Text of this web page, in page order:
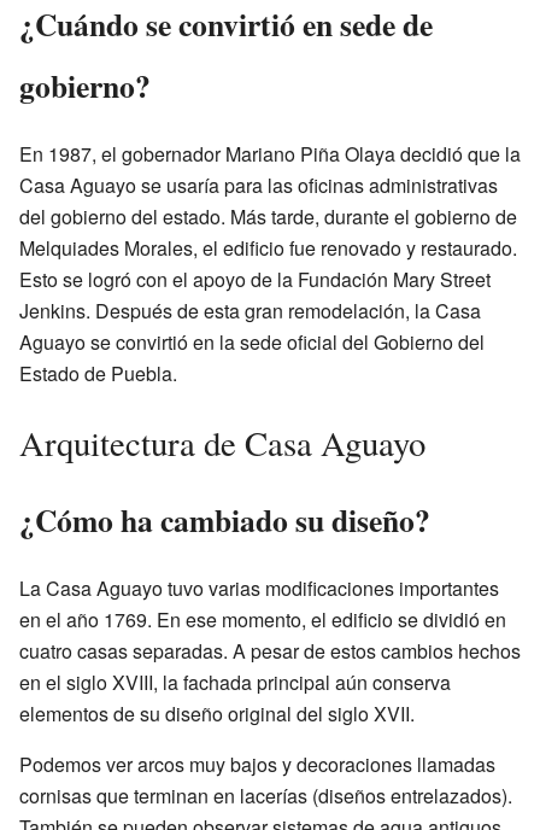
¿Cuándo se convirtió en sede de
gobierno?
En 1987, el gobernador Mariano Piña Olaya decidió que la
Casa Aguayo se usaría para las oficinas administrativas
del gobierno del estado. Más tarde, durante el gobierno de
Melquiades Morales, el edificio fue renovado y restaurado.
Esto se logró con el apoyo de la Fundación Mary Street
Jenkins. Después de esta gran remodelación, la Casa
Aguayo se convirtió en la sede oficial del Gobierno del
Estado de Puebla.
Arquitectura de Casa Aguayo
¿Cómo ha cambiado su diseño?
La Casa Aguayo tuvo varias modificaciones importantes
en el año 1769. En ese momento, el edificio se dividió en
cuatro casas separadas. A pesar de estos cambios hechos
en el siglo XVIII, la fachada principal aún conserva
elementos de su diseño original del siglo XVII.
Podemos ver arcos muy bajos y decoraciones llamadas
cornisas que terminan en lacerías (diseños entrelazados).